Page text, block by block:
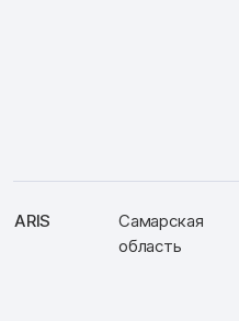
ARIS
Самарская
область